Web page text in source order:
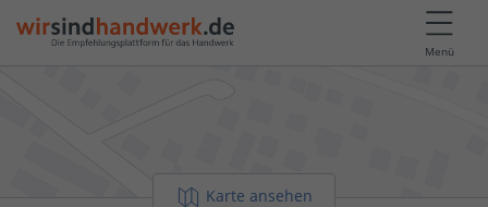
Menü
Karte ansehen